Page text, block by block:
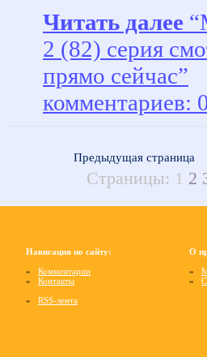
Читать далее
2 (82) серия
прямо сейчас”
комментариев:
Предыдущая страница
Страницы: 1 2
Навигация по сайту:
» Комментарии
» Контакты
» RSS-лента
О
»
»